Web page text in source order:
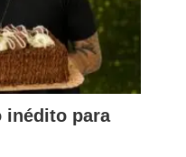
inédito para